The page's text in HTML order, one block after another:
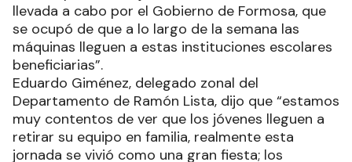
llevada a cabo por el Gobierno de Formosa, que
se ocupó de que a lo largo de la semana las
máquinas lleguen a estas instituciones escolares
beneficiarias”.
Eduardo Giménez, delegado zonal del
Departamento de Ramón Lista, dijo que “estamos
muy contentos de ver que los jóvenes lleguen a
retirar su equipo en familia, realmente esta
jornada se vivió como una gran fiesta; los